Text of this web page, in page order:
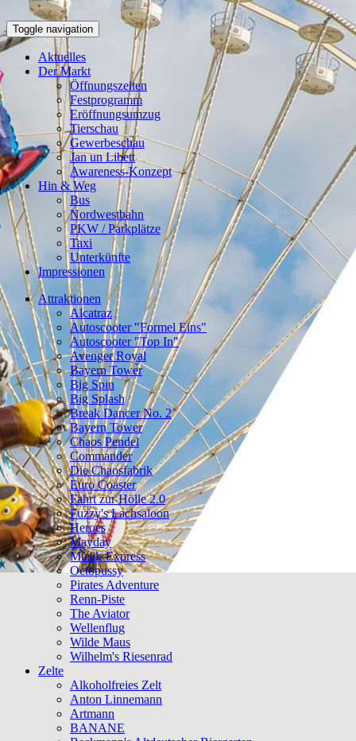
Toggle navigation
Aktuelles
Der Markt
Öffnungszeiten
Festprogramm
Eröffnungsumzug
Tierschau
Gewerbeschau
Jan un Libett
Awareness-Konzept
Hin & Weg
Bus
Nordwestbahn
PKW / Parkplätze
Taxi
Unterkünfte
Impressionen
Attraktionen
Alcatraz
Autoscooter "Formel Eins"
Autoscooter "Top In"
Avenger Royal
Bayern Tower
Big Spin
Big Splash
Break Dancer No. 2
Bayern Tower
Chaos Pendel
Commander
Die Chaosfabrik
Euro Coaster
Fahrt zur Hölle 2.0
Fuzzy's Lachsaloon
Heroes
Mayday
Musik-Express
Octopussy
Pirates Adventure
Renn-Piste
The Aviator
Wellenflug
Wilde Maus
Wilhelm's Riesenrad
Zelte
Alkoholfreies Zelt
Anton Linnemann
Artmann
BANANE